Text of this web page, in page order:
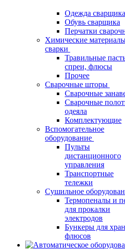
Одежда сварщика
Обувь сварщика
Перчатки
Химические
сварки
Травильные
спреи, флюсы
Прочее
Сварочные шторы
Сварочные
Сварочные
одеяла
Комплектующие
Вспомогательное
оборудование
Пульты
дистанционного
управления
Транспортные
тележки
Сушильное
Термопеналы и
для прокалки
электродов
Бункеры для
флюсов